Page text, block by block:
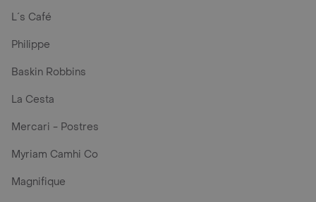
L´s Café
Philippe
Baskin Robbins
La Cesta
Mercari - Postres
Myriam Camhi Co
Magnifique